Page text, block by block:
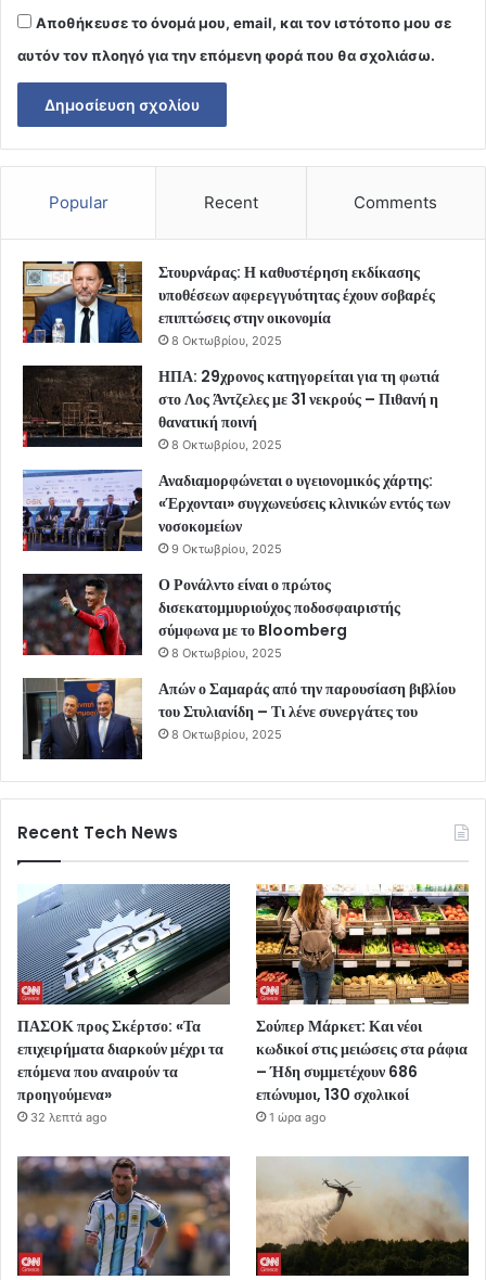
Αποθήκευσε το όνομά μου, email, και τον ιστότοπο μου σε
αυτόν τον πλοηγό για την επόμενη φορά που θα σχολιάσω.
Popular Recent Comments
Στουρνάρας: Η καθυστέρηση εκδίκασης
υποθέσεων αφερεγγυότητας έχουν σοβαρές
επιπτώσεις στην οικονομία
8 Οκτωβρίου, 2025
ΗΠΑ: 29χρονος κατηγορείται για τη φωτιά
στο Λος Άντζελες με 31 νεκρούς – Πιθανή η
θανατική ποινή
8 Οκτωβρίου, 2025
Αναδιαμορφώνεται ο υγειονομικός χάρτης:
«Έρχονται» συγχωνεύσεις κλινικών εντός των
νοσοκομείων
9 Οκτωβρίου, 2025
Ο Ρονάλντο είναι ο πρώτος
δισεκατομμυριούχος ποδοσφαιριστής
σύμφωνα με το Bloomberg
8 Οκτωβρίου, 2025
Απών ο Σαμαράς από την παρουσίαση βιβλίου
του Στυλιανίδη – Τι λένε συνεργάτες του
8 Οκτωβρίου, 2025
Recent Tech News
ΠΑΣΟΚ προς Σκέρτσο: «Τα
επιχειρήματα διαρκούν μέχρι τα
επόμενα που αναιρούν τα
προηγούμενα»
32 λεπτά ago
Σούπερ Μάρκετ: Και νέοι
κωδικοί στις μειώσεις στα ράφια
– Ήδη συμμετέχουν 686
επώνυμοι, 130 σχολικοί
1 ώρα ago